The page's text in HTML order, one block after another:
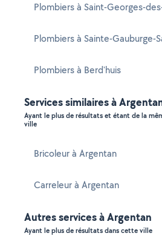
Plombiers à Saint-Georges-
Plombiers à Sainte-Gauburge-
Plombiers à Berd'huis
Services similaires à
Ayant le plus de résultats et étant de la
ville
Bricoleur à Argentan
Carreleur à Argentan
Autres services à Argentan
Ayant le plus de résultats dans cette ville